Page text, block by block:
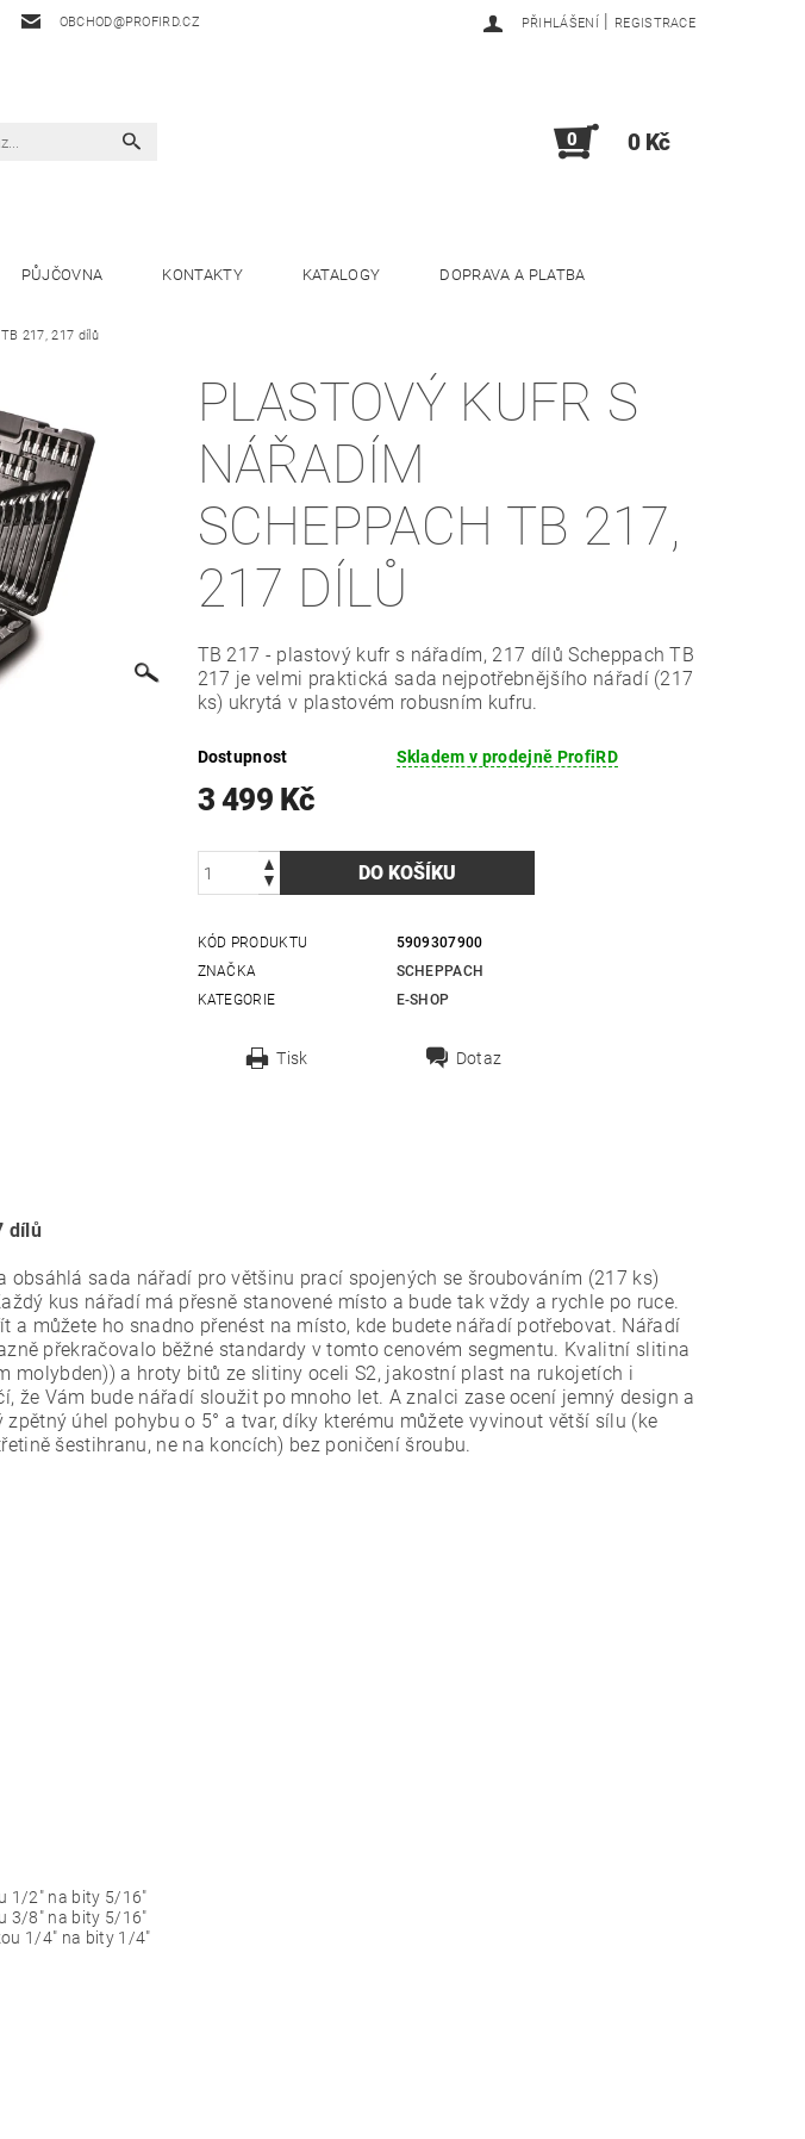
OBCHOD@PROFIRD.CZ PŘIHLÁŠENÍ | REGISTRACE
0 0 Kč
PŮJČOVNA KONTAKTY KATALOGY DOPRAVA A PLATBA
217, 217 dílů
PLASTOVÝ KUFR S
NÁŘADÍM
SCHEPPACH TB 217,
217 DÍLŮ
TB 217 - plastový kufr s nářadím, 217 dílů Scheppach TB
217 je velmi praktická sada nejpotřebnějšího nářadí (217
ks) ukrytá v plastovém robusním kufru.
Dostupnost Skladem v prodejně ProfiRD
3 499 Kč
KÓD PRODUKTU
5909307900
ZNAČKA
SCHEPPACH
KATEGORIE
E-SHOP
Tisk Dotaz
dílů
obsáhlá sada nářadí pro většinu prací spojených se šroubováním (217 ks)
kus nářadí má přesně stanovené místo a bude tak vždy a rychle po ruce.
a můžete ho snadno přenést na místo, kde budete nářadí potřebovat. Nářadí
překračovalo běžné standardy v tomto cenovém segmentu. Kvalitní slitina
molybden)) a hroty bitů ze slitiny oceli S2, jakostní plast na rukojetích i
že Vám bude nářadí sloužit po mnoho let. A znalci zase ocení jemný design a
úhel pohybu o 5° a tvar, díky kterému můžete vyvinout větší sílu (ke
šestihranu, ne na koncích) bez poničení šroubu.
1/2" na bity 5/16"
3/8" na bity 5/16"
1/4" na bity 1/4"